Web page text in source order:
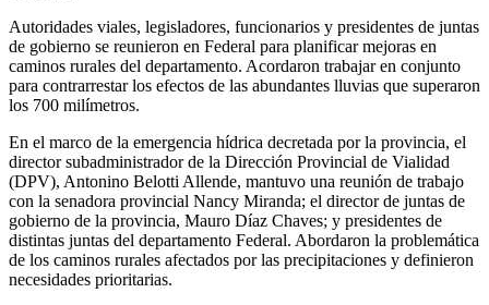
Autoridades viales, legisladores, funcionarios y presidentes de juntas
de gobierno se reunieron en Federal para planificar mejoras en
caminos rurales del departamento. Acordaron trabajar en conjunto
para contrarrestar los efectos de las abundantes lluvias que superaron
los 700 milímetros.
En el marco de la emergencia hídrica decretada por la provincia, el
director subadministrador de la Dirección Provincial de Vialidad
(DPV), Antonino Belotti Allende, mantuvo una reunión de trabajo
con la senadora provincial Nancy Miranda; el director de juntas de
gobierno de la provincia, Mauro Díaz Chaves; y presidentes de
distintas juntas del departamento Federal. Abordaron la problemática
de los caminos rurales afectados por las precipitaciones y definieron
necesidades prioritarias.